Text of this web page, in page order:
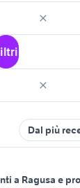
Dal più
a Ragusa e